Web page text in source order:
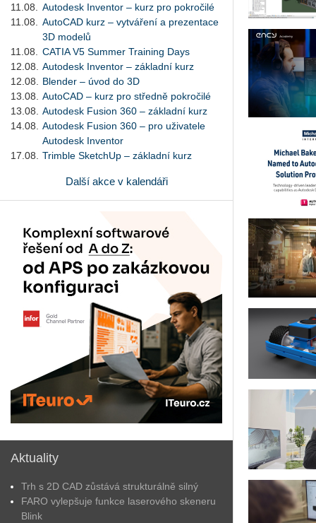
11.08.
Autodesk Inventor – kurz pro pokročilé
11.08.
AutoCAD kurz – vytváření a prezentace
3D modelů
11.08.
CATIA V5 Summer Training Days
12.08.
Autodesk Inventor – základní kurz
12.08.
Blender – úvod do 3D
13.08.
AutoCAD – kurz pro středně pokročilé
13.08.
Autodesk Fusion 360 – základní kurz
14.08.
Autodesk Fusion 360 – pro uživatele
Autodesk Inventor
17.08.
Trimble SketchUp – základní kurz
Další akce v kalendáři
Aktuality
Trh s 2D CAD zůstává strukturálně silný
FARO vylepšuje funkce laserového skeneru
Blink